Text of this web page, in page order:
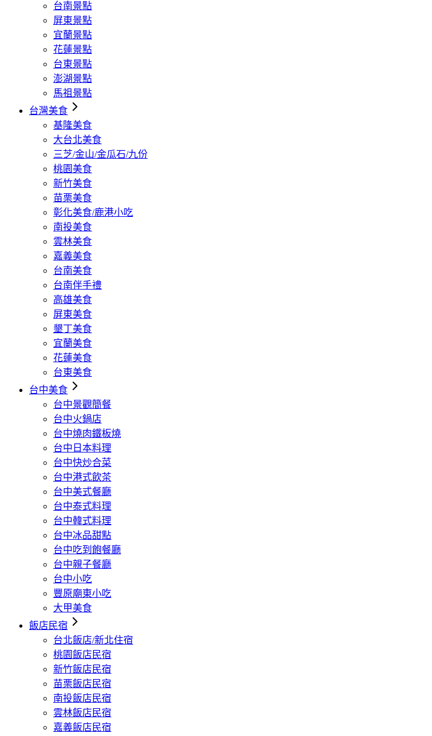
台南景點
屏東景點
宜蘭景點
花蓮景點
台東景點
澎湖景點
馬祖景點
台灣美食
基隆美食
大台北美食
三芝/金山/金瓜石/九份
桃園美食
新竹美食
苗栗美食
彰化美食/鹿港小吃
南投美食
雲林美食
嘉義美食
台南美食
台南伴手禮
高雄美食
屏東美食
墾丁美食
宜蘭美食
花蓮美食
台東美食
台中美食
台中景觀簡餐
台中火鍋店
台中燒肉鐵板燒
台中日本料理
台中快炒合菜
台中港式飲茶
台中美式餐廳
台中泰式料理
台中韓式料理
台中冰品甜點
台中吃到飽餐廳
台中親子餐廳
台中小吃
豐原廟東小吃
大甲美食
飯店民宿
台北飯店/新北住宿
桃園飯店民宿
新竹飯店民宿
苗栗飯店民宿
南投飯店民宿
雲林飯店民宿
嘉義飯店民宿